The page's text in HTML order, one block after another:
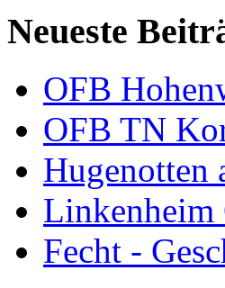
Neueste
OFB
OFB TN
Hugenotten
Linkenheim
Fecht -